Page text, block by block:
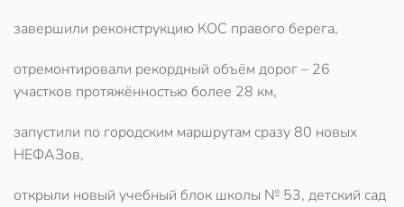
завершили реконструкцию КОС правого берега,
отремонтировали рекордный объём дорог – 26
участков протяжённостью более 28 км,
запустили по городским маршрутам сразу 80 новых
НЕФАЗов,
открыли новый учебный блок школы № 53, детский сад